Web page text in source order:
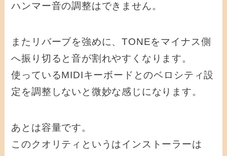
ハンマー音の調整はできません。
またリバーブを強めに、TONEをマイナス側
へ振り切ると音が割れやすくなります。
使っているMIDIキーボードとのベロシティ設
定を調整しないと微妙な感じになります。
あとは容量です。
このクオリティというはインストーラーは